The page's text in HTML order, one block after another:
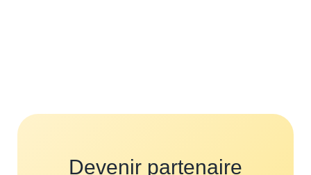
Devenir partenaire